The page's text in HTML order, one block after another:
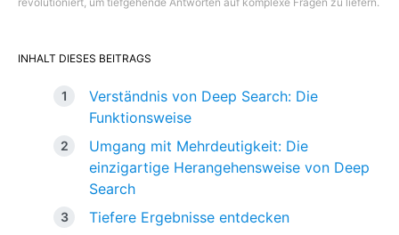
INHALT DIESES BEITRAGS
Verständnis von Deep Search: Die
Funktionsweise
Umgang mit Mehrdeutigkeit: Die
einzigartige Herangehensweise von Deep
Search
Tiefere Ergebnisse entdecken